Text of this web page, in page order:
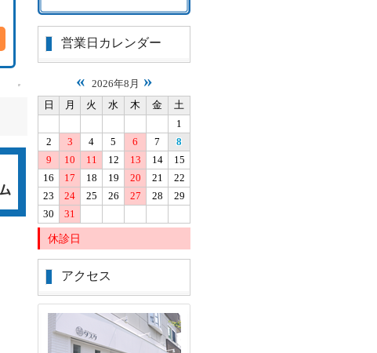
営業日カレンダー
« 2026年8月 »
日 月 火 水 木 金
土
1
2
3 4 5 6 7
8
9
10 11 12 13 14
15
16
17 18 19 20 21
22
23
24 25 26 27 28
29
30
31
休診日
アクセス